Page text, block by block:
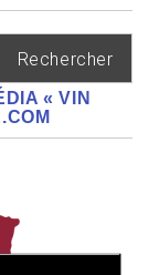
« VIN